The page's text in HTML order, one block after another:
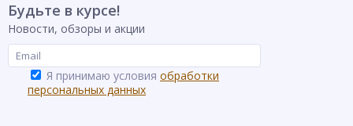
Будьте в курсе!
Новости, обзоры и акции
Я принимаю условия обработки
персональных данных